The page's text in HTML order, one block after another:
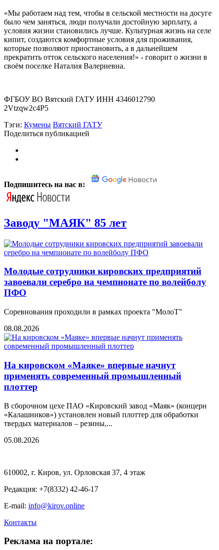
«Мы работаем над тем, чтобы в сельской местности на досуге
было чем заняться, люди получали достойную зарплату, а
условия жизни становились лучше. Культурная жизнь на селе
кипит, создаются комфортные условия для проживания,
которые позволяют приостановить, а в дальнейшем
прекратить отток сельского населения!» - говорит о жизни в
своём поселке Наталия Валериевна.
ФГБОУ ВО Вятский ГАТУ ИНН 4346012790
2Vtzqw2c4P5
Тэги: Кумены Вятский ГАТУ
Поделиться публикацией
Подпишитесь на нас в:
Заводу "МАЯК" 85 лет
Молодые сотрудники кировских предприятий
завоевали серебро на чемпионате по волейболу
ПФО
Соревнования проходили в рамках проекта "МолоТ"
08.08.2026
На кировском «Маяке» впервые начнут
применять современный промышленный
плоттер
В сборочном цехе ПАО «Кировский завод «Маяк» (концерн
«Калашников») установлен новый плоттер для обработки
твердых материалов – резины,...
05.08.2026
610002, г. Киров, ул. Орловская 37, 4 этаж
Редакция: +7(8332) 42-46-17
E-mail: info@kirov.online
Контакты
Реклама на портале: